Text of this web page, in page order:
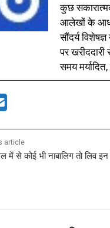
कुछ
आलेखों के
सौंदर्य
पर
समय
article
में से कोई भी नाबालिग तो लिव